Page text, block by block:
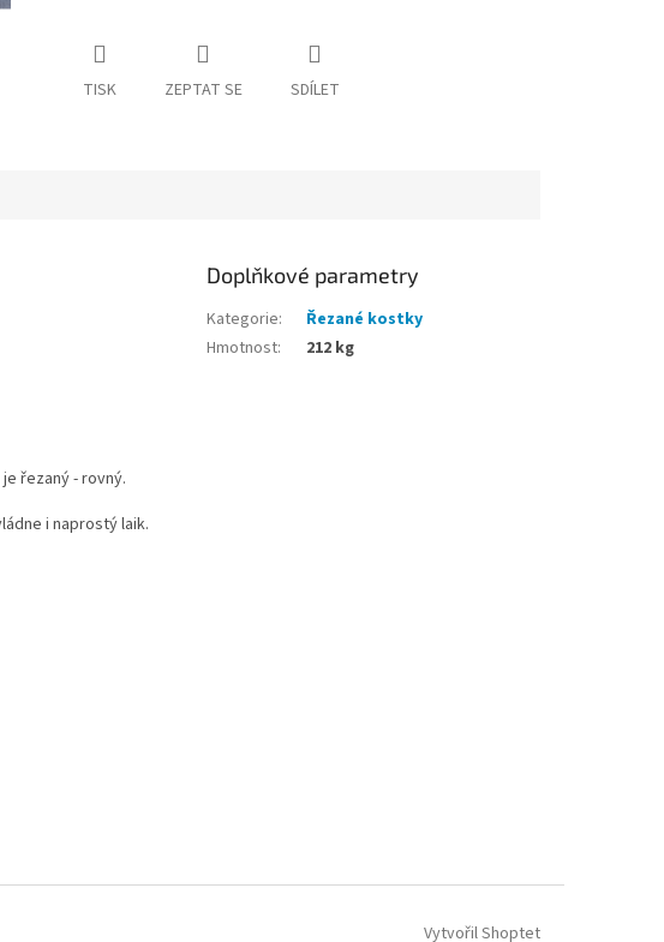
TISK ZEPTAT SE SDÍLET
řezaný - rovný.
i naprostý laik.
Doplňkové parametry
Kategorie:
Řezané kostky
Hmotnost: 212 kg
Vytvořil Shoptet